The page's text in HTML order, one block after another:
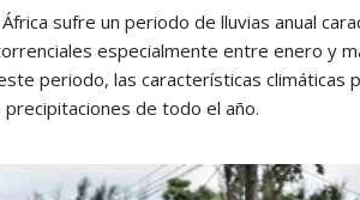
sufre un periodo de lluvias anual
especialmente entre enero y
periodo, las características climáticas
de todo el año.